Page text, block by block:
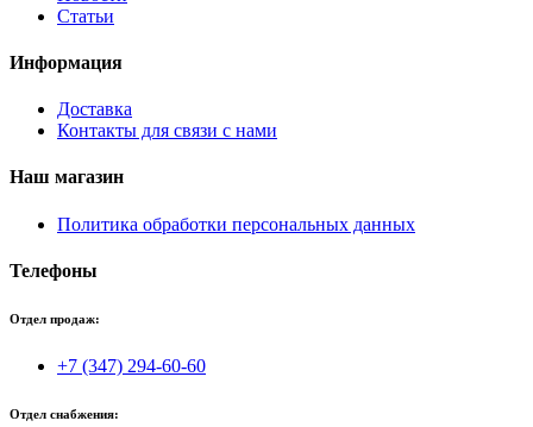
Статьи
Информация
Доставка
Контакты для связи с нами
Наш магазин
Политика обработки персональных данных
Телефоны
Отдел продаж:
+7 (347) 294-60-60
Отдел снабжения: